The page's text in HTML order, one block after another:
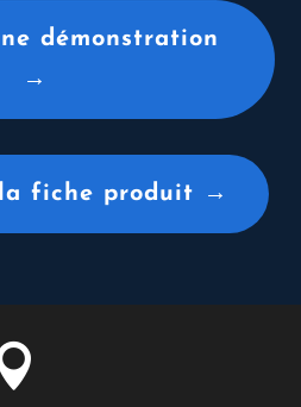
démonstration
→
la fiche produit →